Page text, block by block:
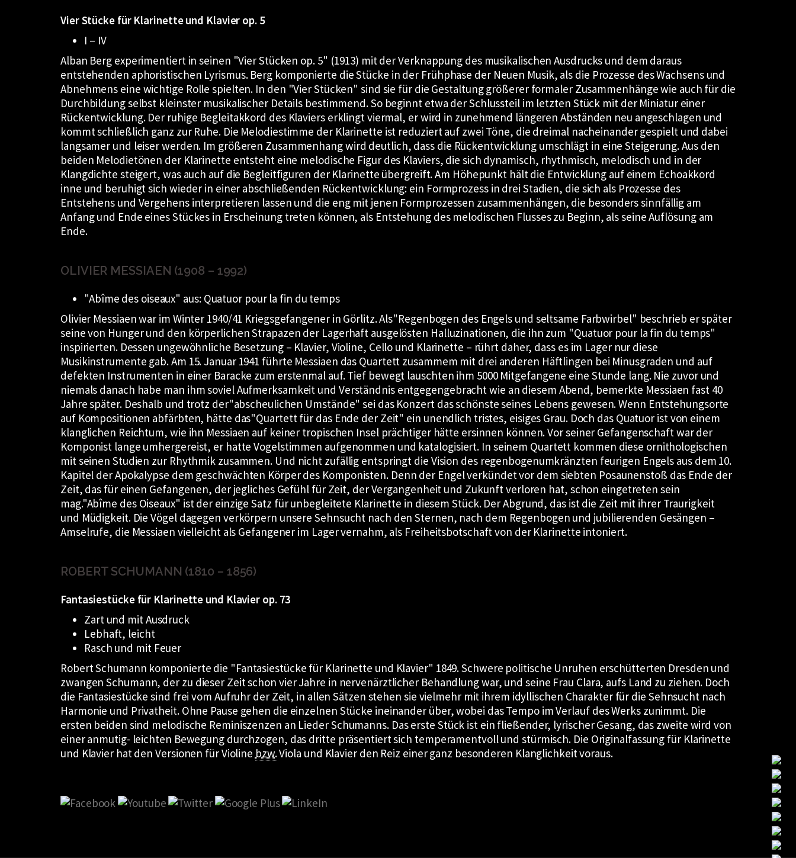
Vier Stücke für Klarinette und Klavier op. 5
I – IV
Alban Berg experimentiert in seinen Vier Stücken op. 5
(1913) mit der Verknappung des musikalischen Ausdrucks und dem daraus
entstehenden aphoristischen Lyrismus. Berg komponierte die Stücke in der Frühphase der Neuen Musik, als die Prozesse des Wachsens und
Abnehmens eine wichtige Rolle spielten. In den Vier Stücken sind sie für die Gestaltung größerer formaler Zusammenhänge wie auch für die
Durchbildung selbst kleinster musikalischer Details bestimmend. So beginnt etwa der Schlussteil im letzten Stück mit der Miniatur einer
Rückentwicklung. Der ruhige Begleitakkord des Klaviers erklingt viermal, er wird in zunehmend längeren Abständen neu angeschlagen und
kommt schließlich ganz zur Ruhe. Die Melodiestimme der Klarinette ist reduziert auf zwei Töne, die dreimal nacheinander gespielt und dabei
langsamer und leiser werden. Im größeren Zusammenhang wird deutlich, dass die Rückentwicklung umschlägt in eine Steigerung. Aus den
beiden Melodietönen der Klarinette entsteht eine melodische Figur des Klaviers, die sich dynamisch, rhythmisch, melodisch und in der
Klangdichte steigert, was auch auf die Begleitfiguren der Klarinette übergreift. Am Höhepunkt hält die Entwicklung auf einem Echoakkord
inne und beruhigt sich wieder in einer abschließenden Rückentwicklung: ein Formprozess in drei Stadien, die sich als Prozesse des
Entstehens und Vergehens interpretieren lassen und die eng mit jenen Formprozessen zusammenhängen, die besonders sinnfällig am
Anfang und Ende eines Stückes in Erscheinung treten können, als Entstehung des melodischen Flusses zu Beginn, als seine Auflösung am
Ende.
OLIVIER MESSIAEN (1908 – 1992)
Abîme des oiseaux aus: Quatuor pour la fin du temps
Olivier Messiaen war im Winter 1940/41 Kriegsgefangener in Görlitz. Als Regenbogen des Engels und seltsame Farbwirbel
beschrieb er später
seine von Hunger und den körperlichen Strapazen der Lagerhaft ausgelösten Halluzinationen, die ihn zum
Quatuor pour la fin du temps
inspirierten. Dessen ungewöhnliche Besetzung – Klavier, Violine, Cello und Klarinette – rührt daher, dass es im Lager nur diese
Musikinstrumente gab. Am 15. Januar 1941 führte Messiaen das Quartett zusammem mit drei anderen Häftlingen bei Minusgraden und auf
defekten Instrumenten in einer Baracke zum erstenmal auf. Tief bewegt lauschten ihm 5000 Mitgefangene eine Stunde lang. Nie zuvor und
niemals danach habe man ihm soviel Aufmerksamkeit und Verständnis entgegengebracht wie an diesem Abend, bemerkte Messiaen fast 40
Jahre später. Deshalb und trotz der abscheulichen Umstände sei das Konzert das schönste seines Lebens gewesen. Wenn Entstehungsorte
auf Kompositionen abfärbten, hätte das Quartett für das Ende der Zeit ein unendlich tristes, eisiges Grau. Doch das Quatuor ist von einem
klanglichen Reichtum, wie ihn Messiaen auf keiner tropischen Insel prächtiger hätte ersinnen können. Vor seiner Gefangenschaft war der
Komponist lange umhergereist, er hatte Vogelstimmen aufgenommen und katalogisiert. In seinem Quartett kommen diese ornithologischen
mit seinen Studien zur Rhythmik zusammen. Und nicht zufällig entspringt die Vision des regenbogenumkränzten feurigen Engels aus dem 10.
Kapitel der Apokalypse dem geschwächten Körper des Komponisten. Denn der Engel verkündet vor dem siebten Posaunenstoß das Ende der
Zeit, das für einen Gefangenen, der jegliches Gefühl für Zeit, der Vergangenheit und Zukunft verloren hat, schon eingetreten sein
mag. Abîme des Oiseaux ist der einzige Satz für unbegleitete Klarinette in diesem Stück. Der Abgrund, das ist die Zeit mit ihrer Traurigkeit
und Müdigkeit. Die Vögel dagegen verkörpern unsere Sehnsucht nach den Sternen, nach dem Regenbogen und jubilierenden Gesängen –
Amselrufe, die Messiaen vielleicht als Gefangener im Lager vernahm, als Freiheitsbotschaft von der Klarinette intoniert.
ROBERT SCHUMANN (1810 – 1856)
Fantasiestücke für Klarinette und Klavier op. 73
Zart und mit Ausdruck
Lebhaft, leicht
Rasch und mit Feuer
Robert Schumann komponierte die
Fantasiestücke für Klarinette und Klavier 1849. Schwere politische Unruhen erschütterten Dresden und
zwangen Schumann, der zu dieser Zeit schon vier Jahre in nervenärztlicher Behandlung war, und seine Frau Clara, aufs Land zu ziehen. Doch
die Fantasiestücke sind frei vom Aufruhr der Zeit, in allen Sätzen stehen sie vielmehr mit ihrem idyllischen Charakter für die Sehnsucht nach
Harmonie und Privatheit. Ohne Pause gehen die einzelnen Stücke ineinander über, wobei das Tempo im Verlauf des Werks zunimmt. Die
ersten beiden sind melodische Reminiszenzen an Lieder Schumanns. Das erste Stück ist ein fließender, lyrischer Gesang, das zweite wird von
einer anmutig- leichten Bewegung durchzogen, das dritte präsentiert sich temperamentvoll und stürmisch. Die Originalfassung für Klarinette
und Klavier hat den Versionen für Violine bzw.Viola und Klavier den Reiz einer ganz besonderen Klanglichkeit voraus.